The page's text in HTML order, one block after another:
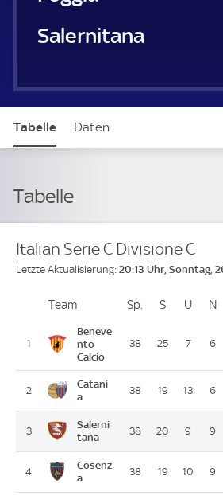
Salernitana
Tabelle Daten
Tabelle
Italian Serie C Divisione C
Letzte Aktualisierung: 20:13 Uhr, Sonntag,
PlatzTeam Sp. Spiele
S Siege
U N
1
Beneve
nto
Calcio
38 25 7 6
2
Catani
a
38 19 13 6
3
Salerni
tana
38 20 9 9
4
Cosenz
a
38 19 10 9